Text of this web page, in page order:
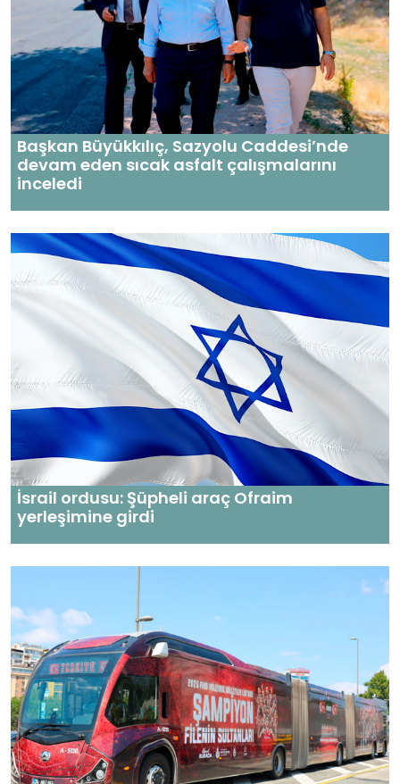
Başkan Büyükkılıç, Sazyolu Caddesi’nde
devam eden sıcak asfalt çalışmalarını
inceledi
İsrail ordusu: Şüpheli araç Ofraim
yerleşimine girdi